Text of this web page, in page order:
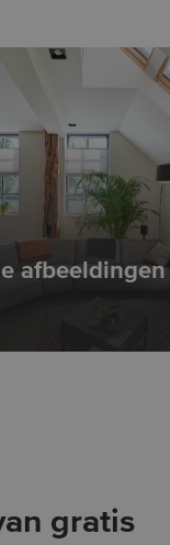
afbeeldingen
gratis